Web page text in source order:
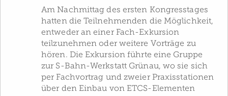
Am Nachmittag des ersten Kongresstages
hatten die Teilnehmenden die Möglichkeit,
entweder an einer Fach-Exkursion
teilzunehmen oder weitere Vorträge zu
hören. Die Exkursion führte eine Gruppe
zur S-Bahn-Werkstatt Grünau, wo sie sich
per Fachvortrag und zweier Praxisstationen
über den Einbau von ETCS-Elementen